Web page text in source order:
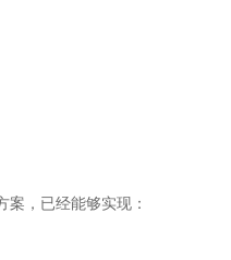
案，已经能够实现：